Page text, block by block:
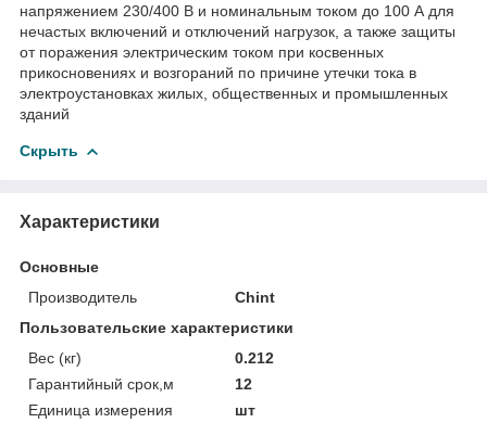
напряжением 230/400 В и номинальным током до 100 А для
нечастых включений и отключений нагрузок, а также защиты
от поражения электрическим током при косвенных
прикосновениях и возгораний по причине утечки тока в
электроустановках жилых, общественных и промышленных
зданий
Скрыть
Характеристики
Основные
Производитель
Chint
Пользовательские характеристики
Вес (кг)
0.212
Гарантийный срок,м
12
Единица измерения
шт